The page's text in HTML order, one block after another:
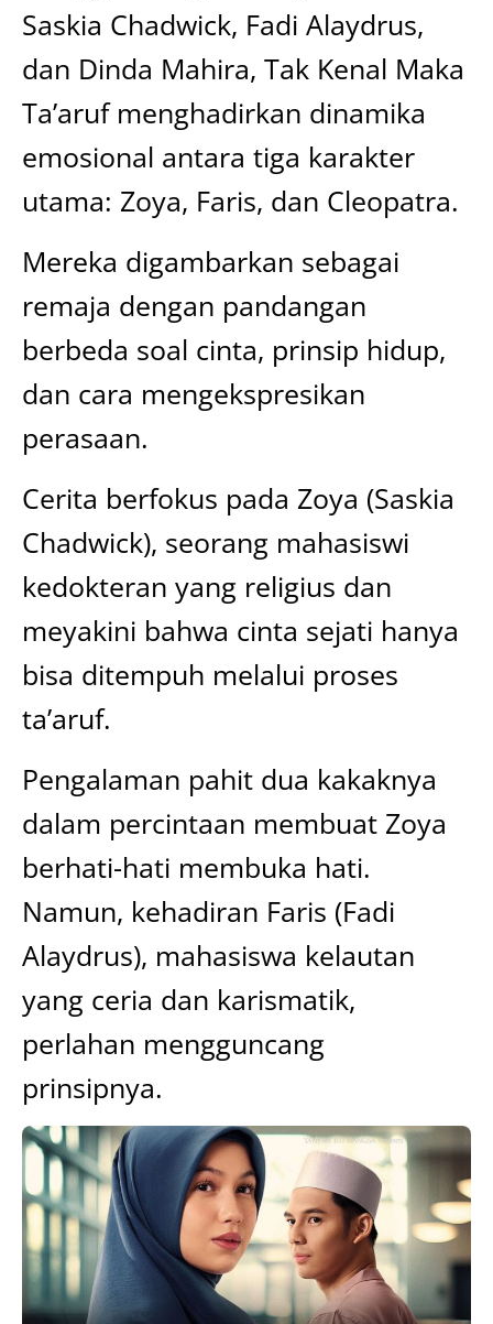
Saskia Chadwick, Fadi Alaydrus,
dan Dinda Mahira, Tak Kenal Maka
Ta’aruf menghadirkan dinamika
emosional antara tiga karakter
utama: Zoya, Faris, dan Cleopatra.
Mereka digambarkan sebagai
remaja dengan pandangan
berbeda soal cinta, prinsip hidup,
dan cara mengekspresikan
perasaan.
Cerita berfokus pada Zoya (Saskia
Chadwick), seorang mahasiswi
kedokteran yang religius dan
meyakini bahwa cinta sejati hanya
bisa ditempuh melalui proses
ta’aruf.
Pengalaman pahit dua kakaknya
dalam percintaan membuat Zoya
berhati-hati membuka hati.
Namun, kehadiran Faris (Fadi
Alaydrus), mahasiswa kelautan
yang ceria dan karismatik,
perlahan mengguncang
prinsipnya.